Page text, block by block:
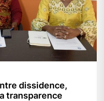
dissidence,
transparence